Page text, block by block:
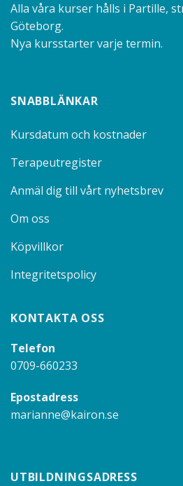
Alla våra kurser hålls i Partille,
Göteborg.
Nya kursstarter varje termin.
SNABBLÄNKAR
Kursdatum och kostnader
Terapeutregister
Anmäl dig till vårt nyhetsbrev
Om oss
Köpvillkor
Integritetspolicy
KONTAKTA OSS
Telefon
0709-660233
Epostadress
marianne@kairon.se
UTBILDNINGSADRESS